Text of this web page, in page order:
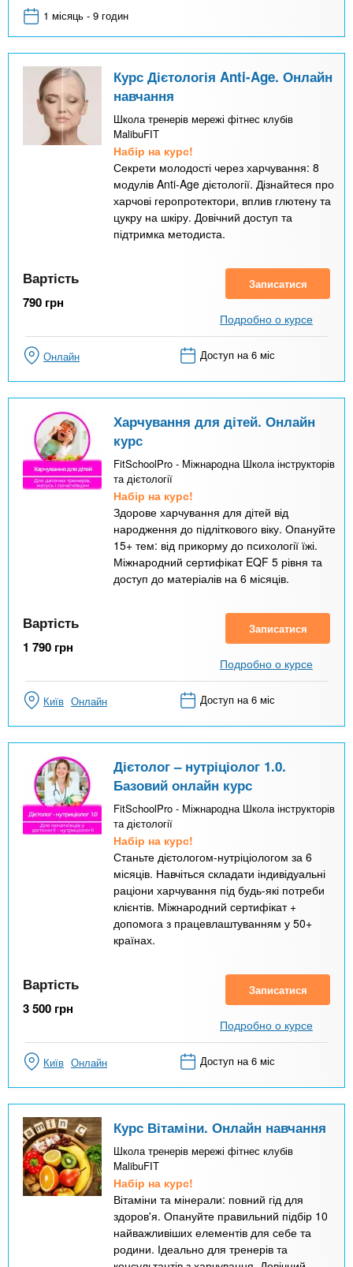
1 місяць - 9 годин
Курс Дієтологія Anti-Age. Онлайн
навчання
Школа тренерів мережі фітнес клубів
MalibuFIT
Набір на курс!
Секрети молодості через харчування: 8
модулів Anti-Age дієтології. Дізнайтеся про
харчові геропротектори, вплив глютену та
цукру на шкіру. Довічний доступ та
підтримка методиста.
Вартість
790 грн
Записатися
Подробно о курсе
Онлайн Доступ на 6 міс
Харчування для дітей. Онлайн
курс
FitSchoolPro - Міжнародна Школа інструкторів
та дієтології
Набір на курс!
Здорове харчування для дітей від
народження до підліткового віку. Опануйте
15+ тем: від прикорму до психології їжі.
Міжнародний сертифікат EQF 5 рівня та
доступ до матеріалів на 6 місяців.
Вартість
1 790 грн
Записатися
Подробно о курсе
Київ Онлайн Доступ на 6 міс
Дієтолог – нутріціолог 1.0.
Базовий онлайн курс
FitSchoolPro - Міжнародна Школа інструкторів
та дієтології
Набір на курс!
Станьте дієтологом-нутріціологом за 6
місяців. Навчіться складати індивідуальні
раціони харчування під будь-які потреби
клієнтів. Міжнародний сертифікат +
допомога з працевлаштуванням у 50+
країнах.
Вартість
3 500 грн
Записатися
Подробно о курсе
Київ Онлайн Доступ на 6 міс
Курс Вітаміни. Онлайн навчання
Школа тренерів мережі фітнес клубів
MalibuFIT
Набір на курс!
Вітаміни та мінерали: повний гід для
здоров'я. Опануйте правильний підбір 10
найважливіших елементів для себе та
родини. Ідеально для тренерів та